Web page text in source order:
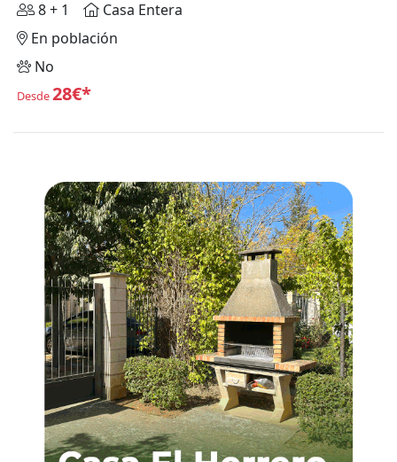
8 + 1
Casa Entera
En población
No
Desde28€*